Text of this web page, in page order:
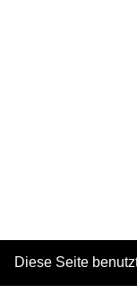
Diese Seite